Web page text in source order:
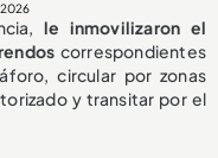
le inmovilizaron el
correspondientes
circular por zonas
y transitar por el